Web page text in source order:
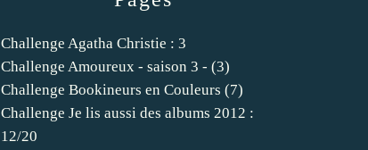
Challenge Agatha Christie : 3
Challenge Amoureux - saison 3 - (3)
Challenge Bookineurs en Couleurs (7)
Challenge Je lis aussi des albums 2012 :
12/20